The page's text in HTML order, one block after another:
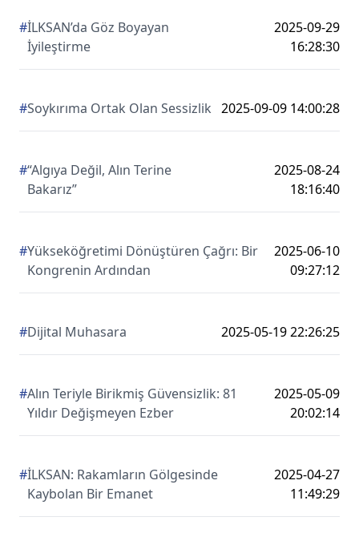
#İLKSAN’da Göz Boyayan
İyileştirme
2025-09-29
16:28:30
#Soykırıma Ortak Olan Sessizlik 2025-09-09 14:00:28
#“Algıya Değil, Alın Terine
Bakarız”
2025-08-24
18:16:40
#Yükseköğretimi Dönüştüren Çağrı: Bir
Kongrenin Ardından
2025-06-10
09:27:12
#Dijital Muhasara 2025-05-19 22:26:25
#Alın Teriyle Birikmiş Güvensizlik: 81
Yıldır Değişmeyen Ezber
2025-05-09
20:02:14
#İLKSAN: Rakamların Gölgesinde
Kaybolan Bir Emanet
2025-04-27
11:49:29